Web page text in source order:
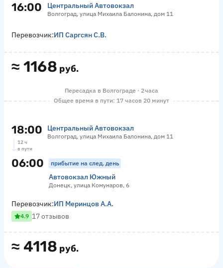
16:00 Центральный Автовокзал
Волгоград, улица Михаила Балонина, дом 11
≈ 1168 руб.
Перевозчик:ИП Саргсян С.В.
Пересадка в Волгограде · 2 часа
Общее время в пути: 17 часов 20 минут
18:00 Центральный Автовокзал
Волгоград, улица Михаила Балонина, дом 11
12 ч
в пути
06:00 прибытие на след. день
Автовокзал Южный
Донецк, улица Комунаров, 6
≈ 4118 руб.
Перевозчик:ИП Меринцов А.А.
4.9 17 отзывов